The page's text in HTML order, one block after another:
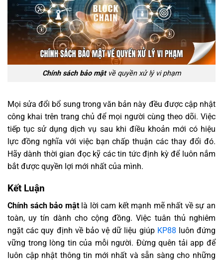
Chính sách bảo mậtvề quyền xử lý vi phạm
Mọi sửa đổi bổ sung trong văn bản này đều được cập nhật
công khai trên trang chủ để mọi người cùng theo dõi. Việc
tiếp tục sử dụng dịch vụ sau khi điều khoản mới có hiệu
lực đồng nghĩa với việc bạn chấp thuận các thay đổi đó.
Hãy dành thời gian đọc kỹ các tin tức định kỳ để luôn nắm
bắt được quyền lợi mới nhất của mình.
Kết Luận
Chính sách bảo mậtlà lời cam kết mạnh mẽ nhất về sự an
toàn, uy tín dành cho cộng đồng. Việc tuân thủ nghiêm
ngặt các quy định về bảo vệ dữ liệu giúp KP88luôn đứng
vững trong lòng tin của mỗi người. Đừng quên tải app để
luôn cập nhật thông tin mới nhất và sẵn sàng cho những